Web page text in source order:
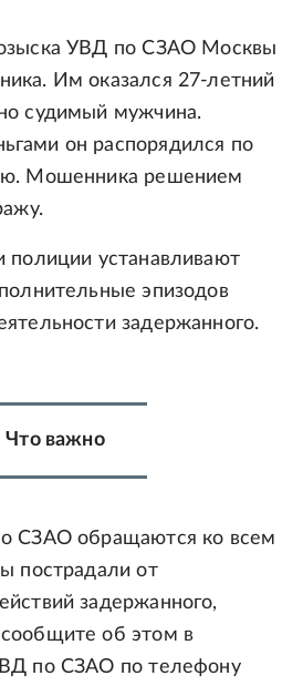
УВД по СЗАО Москвы
Им оказался 27-летний
судимый мужчина.
он распорядился по
Мошенника решением
полиции устанавливают
эпизодов
задержанного.
Что важно
СЗАО обращаются ко всем
пострадали от
задержанного,
об этом в
по СЗАО по телефону